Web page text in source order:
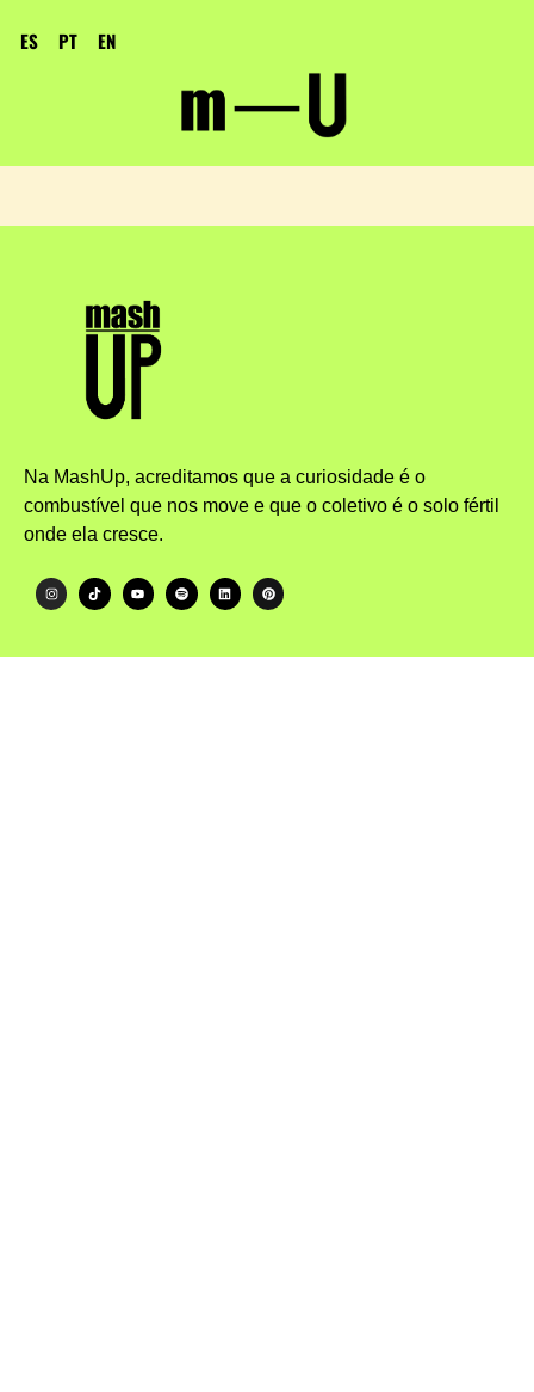
ES PT EN
Na MashUp, acreditamos que a curiosidade é o
combustível que nos move e que o coletivo é o solo fértil
onde ela cresce.